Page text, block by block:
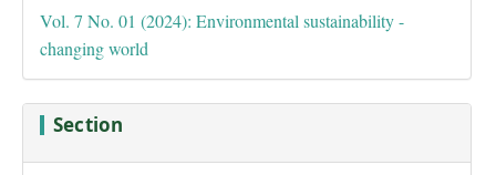
Vol. 7 No. 01 (2024): Environmental sustainability -
changing world
Section